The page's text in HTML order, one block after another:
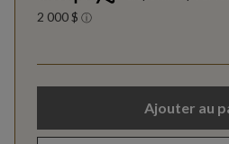
Ajouter au